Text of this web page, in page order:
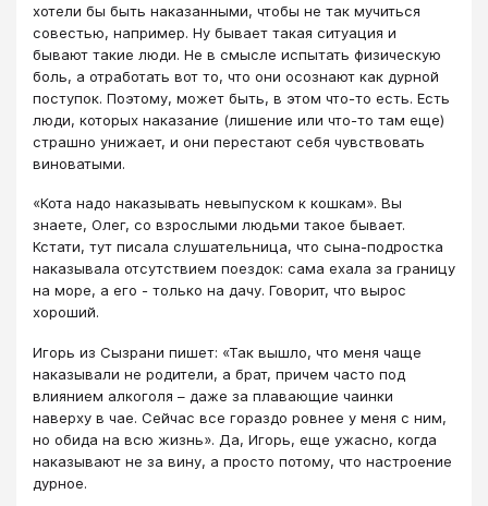
хотели бы быть наказанными, чтобы не так мучиться
совестью, например. Ну бывает такая ситуация и
бывают такие люди. Не в смысле испытать физическую
боль, а отработать вот то, что они осознают как дурной
поступок. Поэтому, может быть, в этом что-то есть. Есть
люди, которых наказание (лишение или что-то там еще)
страшно унижает, и они перестают себя чувствовать
виноватыми.
«Кота надо наказывать невыпуском к кошкам». Вы
знаете, Олег, со взрослыми людьми такое бывает.
Кстати, тут писала слушательница, что сына-подростка
наказывала отсутствием поездок: сама ехала за границу
на море, а его - только на дачу. Говорит, что вырос
хороший.
Игорь из Сызрани пишет: «Так вышло, что меня чаще
наказывали не родители, а брат, причем часто под
влиянием алкоголя – даже за плавающие чаинки
наверху в чае. Сейчас все гораздо ровнее у меня с ним,
но обида на всю жизнь». Да, Игорь, еще ужасно, когда
наказывают не за вину, а просто потому, что настроение
дурное.